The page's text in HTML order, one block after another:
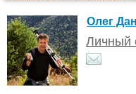
Олег
Личный